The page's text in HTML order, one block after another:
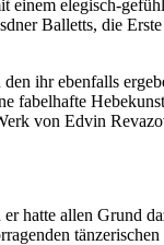
einem elegisch-
Balletts, die
ihr ebenfalls
fabelhafte
von Edvin
hatte allen Grund